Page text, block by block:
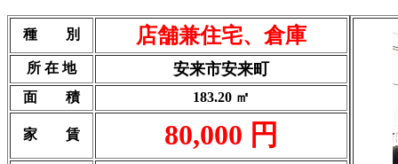
種 別 店舗兼住宅、倉庫
所 在 地 安来市安来町
面 積 183.20 ㎡
家 賃 80,000 円